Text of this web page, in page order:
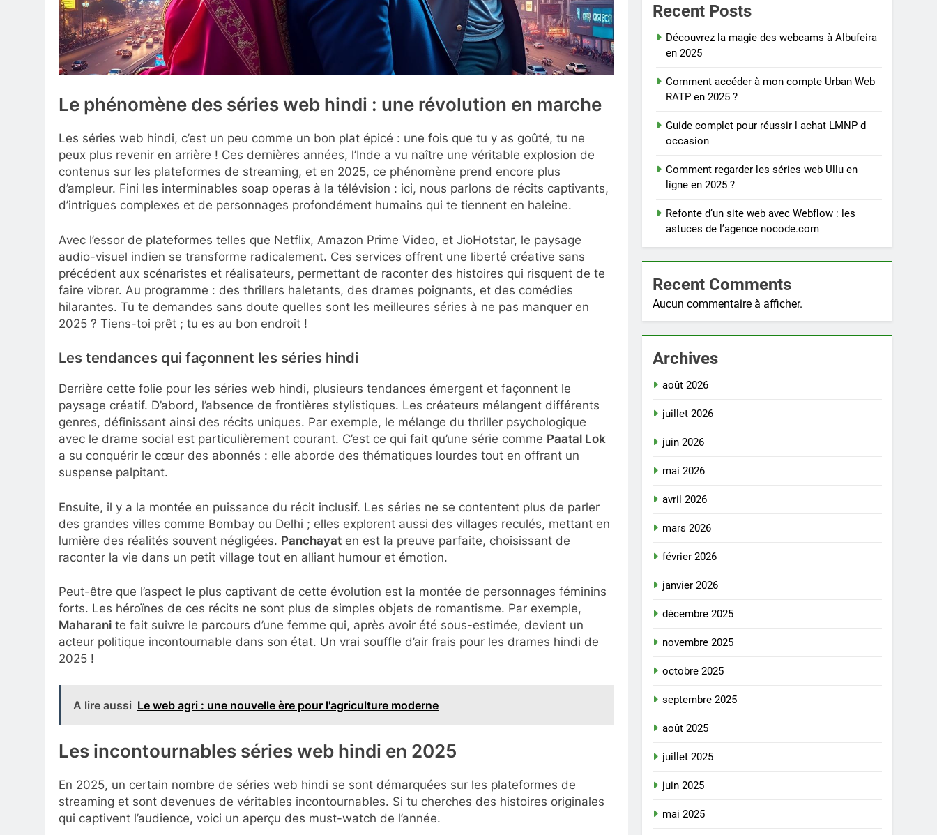
Le phénomène des séries web hindi : une révolution en marche
Les séries web hindi, c’est un peu comme un bon plat épicé : une fois que tu y as goûté, tu ne
peux plus revenir en arrière ! Ces dernières années, l’Inde a vu naître une véritable explosion de
contenus sur les plateformes de streaming, et en 2025, ce phénomène prend encore plus
d’ampleur. Fini les interminables soap operas à la télévision : ici, nous parlons de récits captivants,
d’intrigues complexes et de personnages profondément humains qui te tiennent en haleine.
Avec l’essor de plateformes telles que Netflix, Amazon Prime Video, et JioHotstar, le paysage
audio-visuel indien se transforme radicalement. Ces services offrent une liberté créative sans
précédent aux scénaristes et réalisateurs, permettant de raconter des histoires qui risquent de te
faire vibrer. Au programme : des thrillers haletants, des drames poignants, et des comédies
hilarantes. Tu te demandes sans doute quelles sont les meilleures séries à ne pas manquer en
2025 ? Tiens-toi prêt ; tu es au bon endroit !
Les tendances qui façonnent les séries hindi
Derrière cette folie pour les séries web hindi, plusieurs tendances émergent et façonnent le
paysage créatif. D’abord, l’absence de frontières stylistiques. Les créateurs mélangent différents
genres, définissant ainsi des récits uniques. Par exemple, le mélange du thriller psychologique
avec le drame social est particulièrement courant. C’est ce qui fait qu’une série comme Paatal Lok
a su conquérir le cœur des abonnés : elle aborde des thématiques lourdes tout en offrant un
suspense palpitant.
Ensuite, il y a la montée en puissance du récit inclusif. Les séries ne se contentent plus de parler
des grandes villes comme Bombay ou Delhi ; elles explorent aussi des villages reculés, mettant en
lumière des réalités souvent négligées. Panchayat en est la preuve parfaite, choisissant de
raconter la vie dans un petit village tout en alliant humour et émotion.
Peut-être que l’aspect le plus captivant de cette évolution est la montée de personnages féminins
forts. Les héroïnes de ces récits ne sont plus de simples objets de romantisme. Par exemple,
Maharani te fait suivre le parcours d’une femme qui, après avoir été sous-estimée, devient un
acteur politique incontournable dans son état. Un vrai souffle d’air frais pour les drames hindi de
2025 !
A lire aussi Le web agri : une nouvelle ère pour l'agriculture moderne
Les incontournables séries web hindi en 2025
En 2025, un certain nombre de séries web hindi se sont démarquées sur les plateformes de
streaming et sont devenues de véritables incontournables. Si tu cherches des histoires originales
qui captivent l’audience, voici un aperçu des must-watch de l’année.
Recent Posts
Découvrez la magie des webcams à Albufeira
en 2025
Comment accéder à mon compte Urban Web
RATP en 2025 ?
Guide complet pour réussir l achat LMNP d
occasion
Comment regarder les séries web Ullu en
ligne en 2025 ?
Refonte d’un site web avec Webflow : les
astuces de l’agence nocode.com
Recent Comments
Aucun commentaire à afficher.
Archives
août 2026
juillet 2026
juin 2026
mai 2026
avril 2026
mars 2026
février 2026
janvier 2026
décembre 2025
novembre 2025
octobre 2025
septembre 2025
août 2025
juillet 2025
juin 2025
mai 2025